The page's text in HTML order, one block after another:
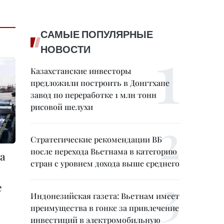
САМЫЕ ПОПУЛЯРНЫЕ
НОВОСТИ
Казахстанские инвесторы
предложили построить в Донгтхапе
завод по переработке 1 млн тонн
рисовой шелухи
Стратегические рекомендации ВБ
после перехода Вьетнама в категорию
стран с уровнем дохода выше среднего
Индонезийская газета: Вьетнам имеет
преимущества в гонке за привлечение
инвестиций в электромобильную